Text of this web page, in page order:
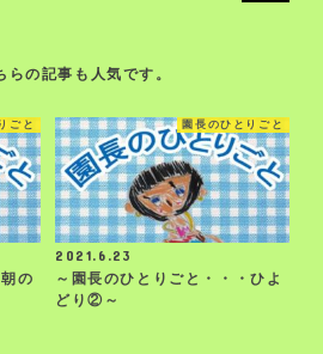
らの記事も人気です。
ごと
の
園長のひとりごと
2021.6.23
～園長のひとりごと・・・ひよ
どり②～